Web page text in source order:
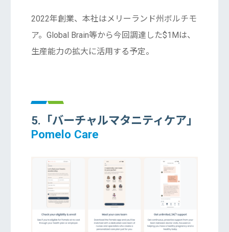
2022年創業、本社はメリーランド州ボルチモ
ア。Global Brain等から今回調達した$1Mは、
生産能力の拡大に活用する予定。
5.「バーチャルマタニティケア」
Pomelo Care